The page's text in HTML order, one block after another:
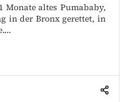
Monate altes Pumababy,
in der Bronx gerettet, in